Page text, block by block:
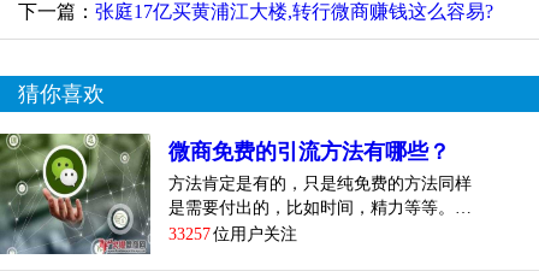
下一篇： 张庭17亿买黄浦江大楼,转行微商赚钱这么容易?
猜你喜欢
微商免费的引流方法有哪些？
方法肯定是有的，只是纯免费的方法同样
是需要付出的，比如时间，精力等等。…
33257位用户关注